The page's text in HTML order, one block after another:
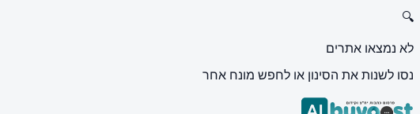
🔍
לא נמצאו אתרים
נסו לשנות את הסינון או לחפש מונח אחר